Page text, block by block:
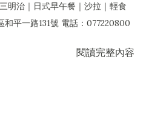
明治｜日式早午餐｜沙拉｜輕食
和平一路131號 電話：077220800
閱讀完整內容